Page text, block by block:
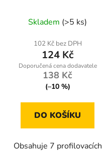
Skladem (>5 ks)
102 Kč bez DPH
124 Kč
138 Kč
(–10 %)
DO KOŠÍKU
Obsahuje 7 profilovacích